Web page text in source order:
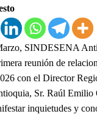
SINDESENA
reunión de
con el Director
Sr. Raúl Emilio
inquietudes y